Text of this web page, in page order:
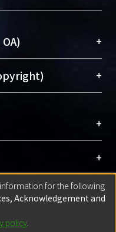
。期能整合研
researcher
integrates the
with “Academic
Library)
+
訊取用性的社會運
研究著作公開供使
展、提升研究影響
解OA）
+
所有，或由第三方贊
權所有者及第三方同
is your
the right to
，可使用
+
+
心帳號登入
ORCID)
+
以ID匯入
for the following
Acknowledgement and
policy.